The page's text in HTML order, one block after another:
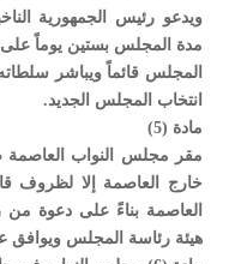
ويدعو رئيس الجمهورية
مدة المجلس بستين يوماً
المجلس قائماً ويباشر
انتخاب المجلس الجديد.
مادة (5)
مقر مجلس النواب العاصمة
خارج العاصمة إلا لظروف
العاصمة بناءً على دعوة من
هيئة رئاسة المجلس ويوافق